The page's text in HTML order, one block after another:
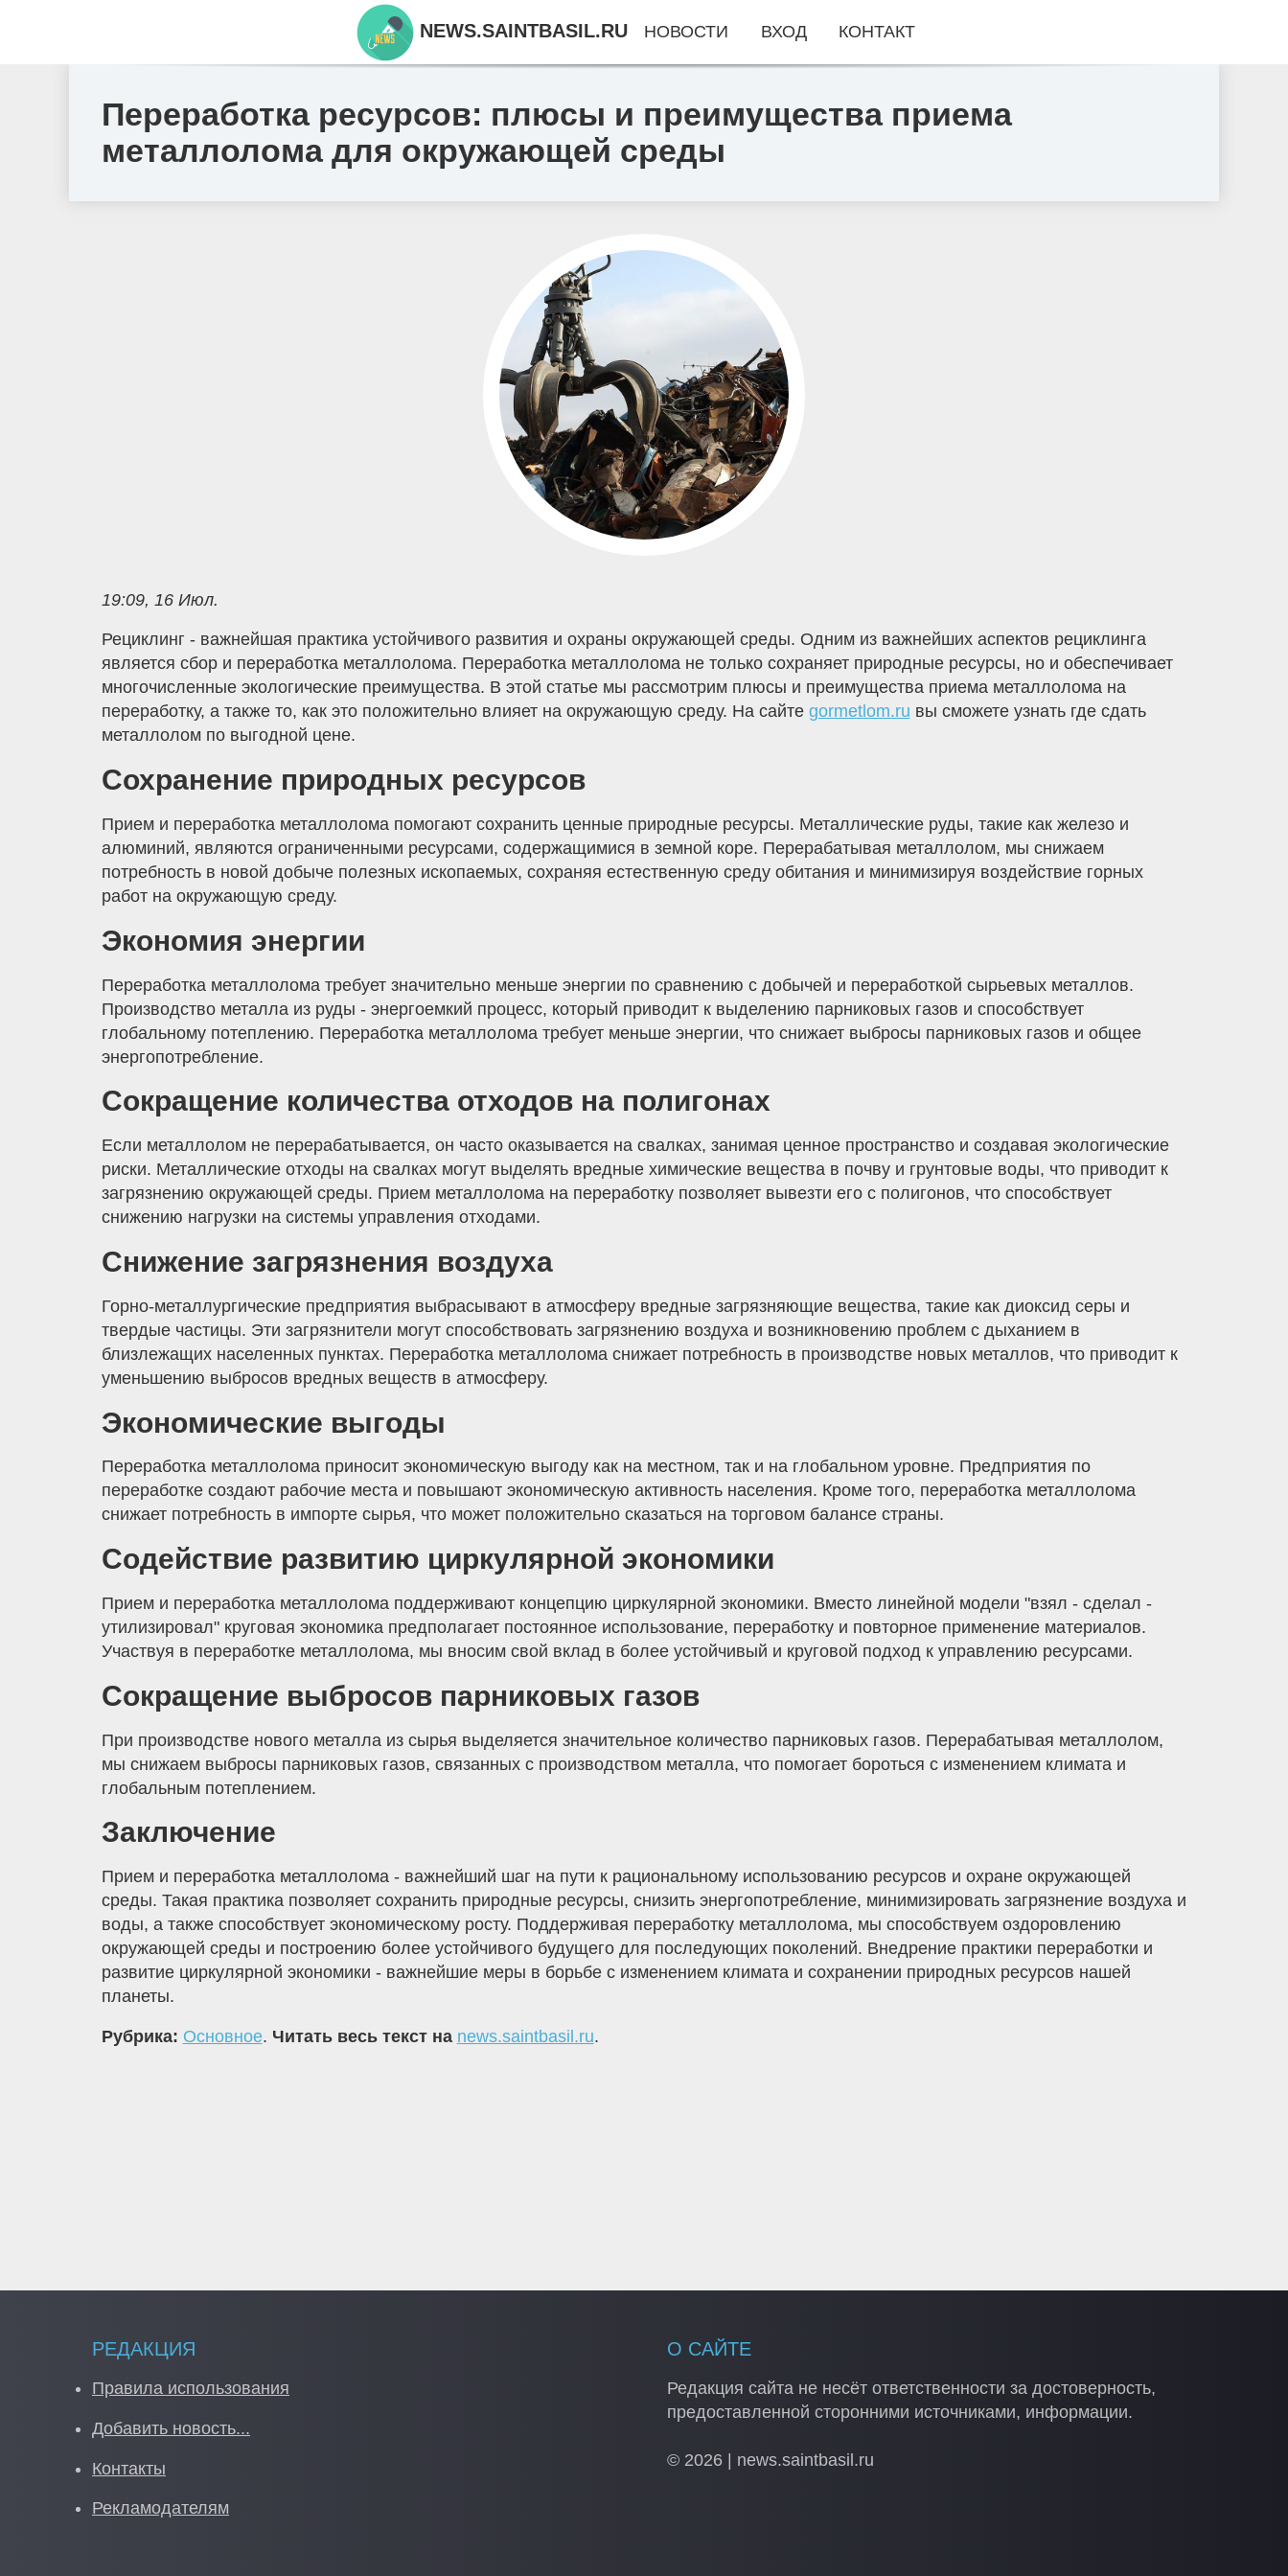
Переработка ресурсов: плюсы и преимущества приема
металлолома для окружающей среды
19:09, 16 Июл.
Рециклинг - важнейшая практика устойчивого развития и охраны окружающей среды. Одним из важнейших аспектов рециклинга
является сбор и переработка металлолома. Переработка металлолома не только сохраняет природные ресурсы, но и обеспечивает
многочисленные экологические преимущества. В этой статье мы рассмотрим плюсы и преимущества приема металлолома на
переработку, а также то, как это положительно влияет на окружающую среду. На сайте gormetlom.ru вы сможете узнать где сдать
металлолом по выгодной цене.
Сохранение природных ресурсов
Прием и переработка металлолома помогают сохранить ценные природные ресурсы. Металлические руды, такие как железо и
алюминий, являются ограниченными ресурсами, содержащимися в земной коре. Перерабатывая металлолом, мы снижаем
потребность в новой добыче полезных ископаемых, сохраняя естественную среду обитания и минимизируя воздействие горных
работ на окружающую среду.
Экономия энергии
Переработка металлолома требует значительно меньше энергии по сравнению с добычей и переработкой сырьевых металлов.
Производство металла из руды - энергоемкий процесс, который приводит к выделению парниковых газов и способствует
глобальному потеплению. Переработка металлолома требует меньше энергии, что снижает выбросы парниковых газов и общее
энергопотребление.
Сокращение количества отходов на полигонах
Если металлолом не перерабатывается, он часто оказывается на свалках, занимая ценное пространство и создавая экологические
риски. Металлические отходы на свалках могут выделять вредные химические вещества в почву и грунтовые воды, что приводит к
загрязнению окружающей среды. Прием металлолома на переработку позволяет вывезти его с полигонов, что способствует
снижению нагрузки на системы управления отходами.
Снижение загрязнения воздуха
Горно-металлургические предприятия выбрасывают в атмосферу вредные загрязняющие вещества, такие как диоксид серы и
твердые частицы. Эти загрязнители могут способствовать загрязнению воздуха и возникновению проблем с дыханием в
близлежащих населенных пунктах. Переработка металлолома снижает потребность в производстве новых металлов, что приводит к
уменьшению выбросов вредных веществ в атмосферу.
Экономические выгоды
Переработка металлолома приносит экономическую выгоду как на местном, так и на глобальном уровне. Предприятия по
переработке создают рабочие места и повышают экономическую активность населения. Кроме того, переработка металлолома
снижает потребность в импорте сырья, что может положительно сказаться на торговом балансе страны.
Содействие развитию циркулярной экономики
Прием и переработка металлолома поддерживают концепцию циркулярной экономики. Вместо линейной модели "взял - сделал -
утилизировал" круговая экономика предполагает постоянное использование, переработку и повторное применение материалов.
Участвуя в переработке металлолома, мы вносим свой вклад в более устойчивый и круговой подход к управлению ресурсами.
Сокращение выбросов парниковых газов
При производстве нового металла из сырья выделяется значительное количество парниковых газов. Перерабатывая металлолом,
мы снижаем выбросы парниковых газов, связанных с производством металла, что помогает бороться с изменением климата и
глобальным потеплением.
Заключение
Прием и переработка металлолома - важнейший шаг на пути к рациональному использованию ресурсов и охране окружающей
среды. Такая практика позволяет сохранить природные ресурсы, снизить энергопотребление, минимизировать загрязнение воздуха и
воды, а также способствует экономическому росту. Поддерживая переработку металлолома, мы способствуем оздоровлению
окружающей среды и построению более устойчивого будущего для последующих поколений. Внедрение практики переработки и
развитие циркулярной экономики - важнейшие меры в борьбе с изменением климата и сохранении природных ресурсов нашей
планеты.
Рубрика: Основное. Читать весь текст на news.saintbasil.ru.
NEWS.SAINTBASIL.RU НОВОСТИ ВХОД КОНТАКТ
РЕДАКЦИЯ
Правила использования
Добавить новость...
Контакты
Рекламодателям
О САЙТЕ
Редакция сайта не несёт ответственности за достоверность,
предоставленной сторонними источниками, информации.
© 2026 | news.saintbasil.ru